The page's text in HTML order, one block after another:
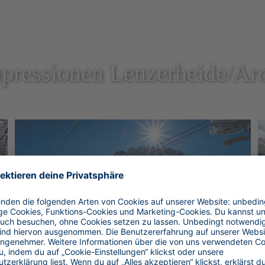
Lenzerheide/